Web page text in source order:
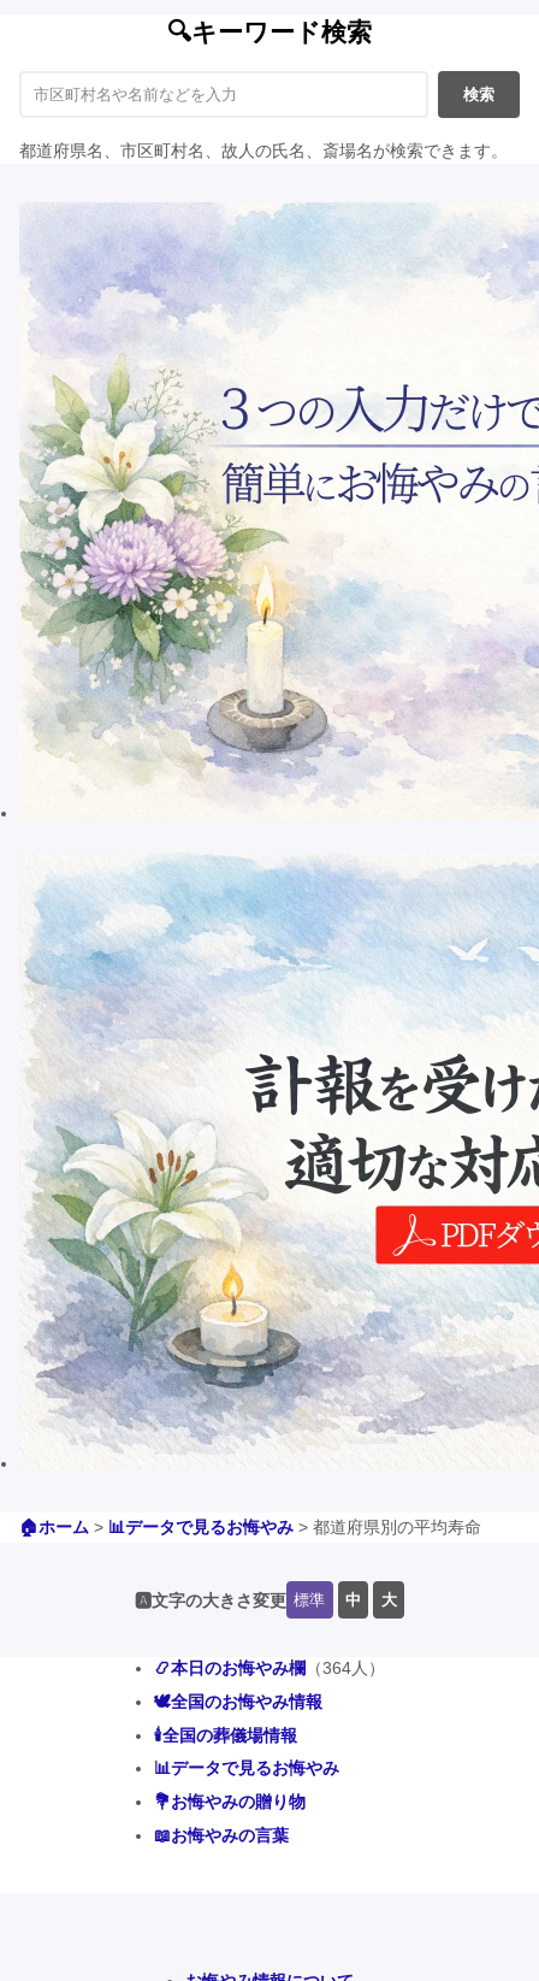
🔍キーワード検索
検索
都道府県名、市区町村名、故人の氏名、斎場名が検索できます。
🏠ホーム > 📊データで見るお悔やみ > 都道府県別の平均寿命
🅰️文字の大きさ変更 標準 中 大
📿本日のお悔やみ欄 （364人）
🕊️全国のお悔やみ情報
🕯️全国の葬儀場情報
📊データで見るお悔やみ
💐お悔やみの贈り物
📖お悔やみの言葉